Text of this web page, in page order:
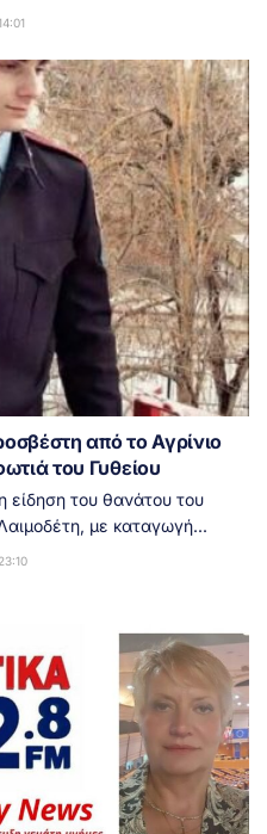
από το Αγρίνιο
του Γυθείου
είδηση του θανάτου του
με καταγωγή...